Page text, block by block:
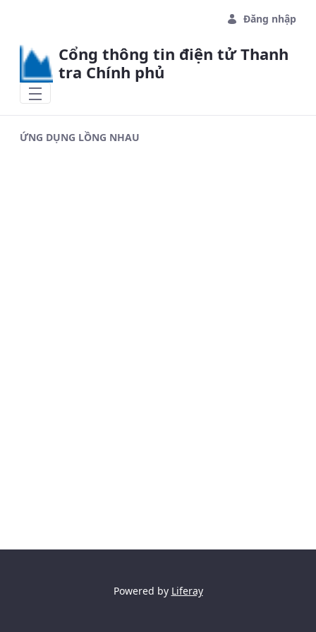
Đăng nhập
Cổng thông tin điện tử Thanh
tra Chính phủ
ỨNG DỤNG LỒNG NHAU
Powered by Liferay